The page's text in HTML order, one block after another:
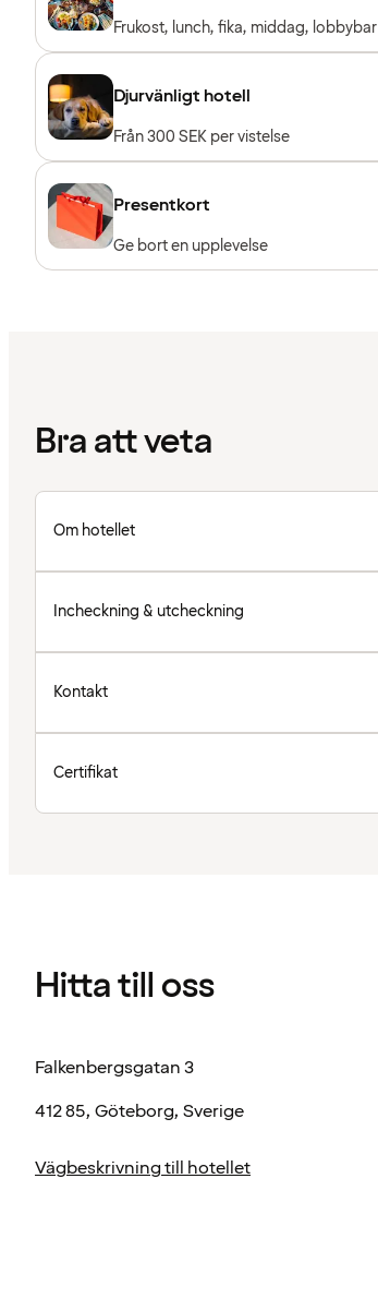
Frukost, lunch, fika, middag, lobbybar
Djurvänligt hotell
Från 300 SEK per vistelse
Presentkort
Ge bort en upplevelse
Bra att veta
Om hotellet
Incheckning & utcheckning
Kontakt
Certifikat
Hitta till oss
Falkenbergsgatan 3
412 85, Göteborg, Sverige
Vägbeskrivning till hotellet